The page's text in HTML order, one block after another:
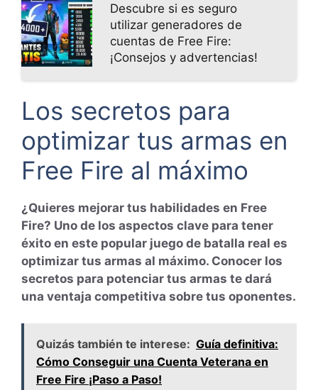
Descubre si es seguro
utilizar generadores de
cuentas de Free Fire:
¡Consejos y advertencias!
Los secretos para
optimizar tus armas en
Free Fire al máximo
¿Quieres mejorar tus habilidades en Free
Fire? Uno de los aspectos clave para tener
éxito en este popular juego de batalla real es
optimizar tus armas al máximo. Conocer los
secretos para potenciar tus armas te dará
una ventaja competitiva sobre tus oponentes.
Quizás también te interese: Guía definitiva:
Cómo Conseguir una Cuenta Veterana en
Free Fire ¡Paso a Paso!